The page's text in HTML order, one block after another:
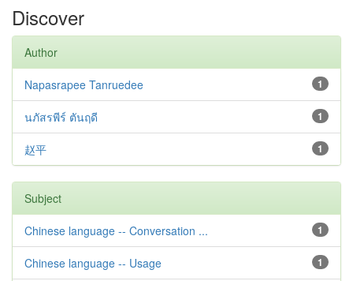
Discover
Author
1
Napasrapee Tanruedee
1
นภัสรพีร์ ตันฤดี
1
赵平
Subject
1
Chinese language -- Conversation ...
1
Chinese language -- Usage